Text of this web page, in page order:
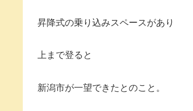
昇降式の乗り込みスペースがあり
上まで登ると
新潟市が一望できたとのこと。